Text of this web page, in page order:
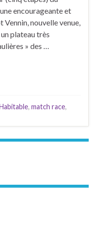
encourageante et
nouvelle venue,
plateau très
» des …
, match race,